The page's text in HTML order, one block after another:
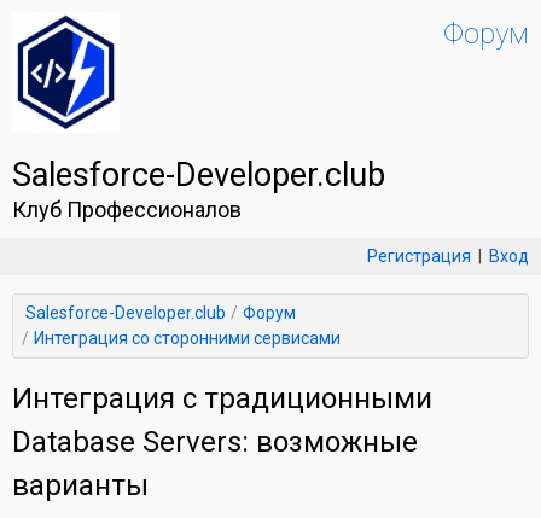
Salesforce-Developer.club
Клуб Профессионалов
Форум
Регистрация Вход
Salesforce-Developer.club
Форум
Интеграция со сторонними сервисами
Интеграция с традиционными
Database Servers: возможные
варианты